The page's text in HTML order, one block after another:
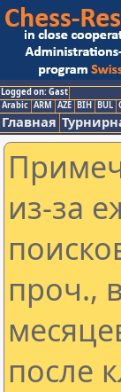
Logged on: Gast
Arabic ARM AZE BIH BUL
Главная
из-за
проч.,
после